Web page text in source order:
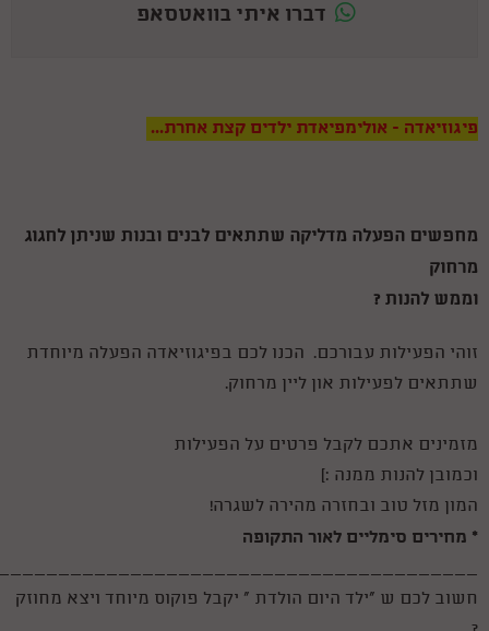
דברו איתי בוואטסאפ
פיגוזיאדה - אולימפיאדת ילדים קצת אחרת...
מחפשים הפעלה מדליקה שתתאים לבנים ובנות שניתן לחגוג
מרחוק
וממש להנות ?
זוהי הפעילות עבורכם. הכנו לכם בפיגוזיאדה הפעלה מיוחדת
שתתאים לפעילות און ליין מרחוק.
מזמינים אתכם לקבל פרטים על הפעילות
וכמובן להנות ממנה :)
המון מזל טוב ובחזרה מהירה לשגרה!
* מחירים סימליים לאור התקופה
חשוב לכם ש "ילד היום הולדת " יקבל פוקוס מיוחד ויצא מחוזק